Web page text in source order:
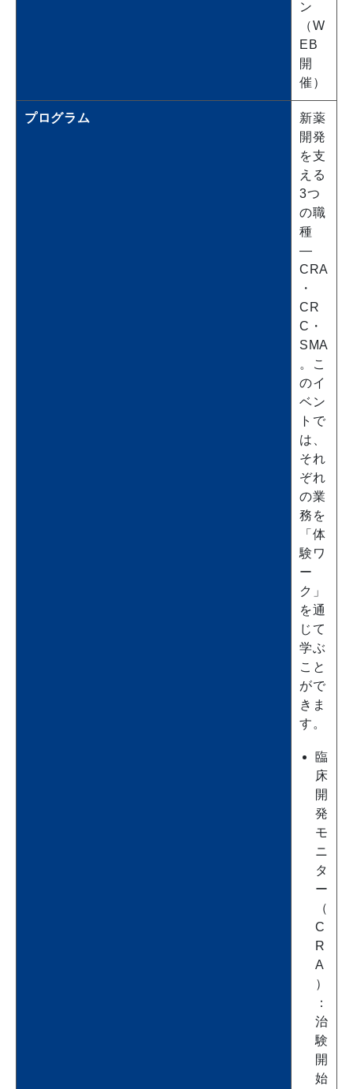
ン
（W
EB
開
催）
プログラム
新薬
開発
を支
える
3つ
の職
種
―
CRA
・
CR
C・
SMA
。こ
のイ
ベン
トで
は、
それ
ぞれ
の業
務を
「体
験ワ
ー
ク」
を通
じて
学ぶ
こと
がで
きま
す。
臨
床
開
発
モ
ニ
タ
ー
（
C
R
A
）
：
治
験
開
始